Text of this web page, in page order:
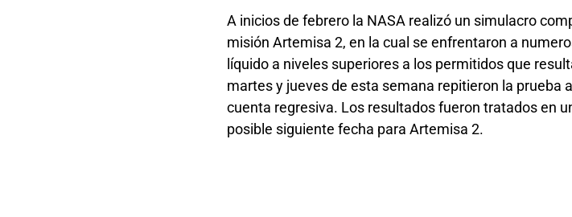
A inicios de febrero la NASA realizó un simulacro
misión Artemisa 2, en la cual se enfrentaron a
líquido a niveles superiores a los permitidos que
martes y jueves de esta semana repitieron la prueba
cuenta regresiva. Los resultados fueron tratados en
posible siguiente fecha para Artemisa 2.